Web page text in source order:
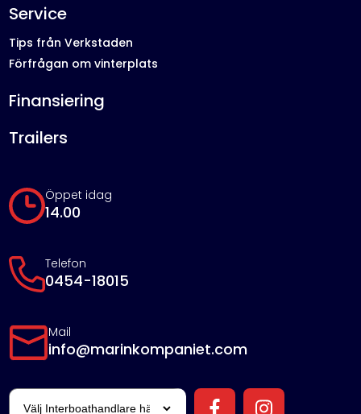
Öppet idag
14.00
Telefon
0454-18015
Mail
info@marinkompaniet.com
Service
Tips från Verkstaden
Förfrågan om vinterplats
Finansiering
Trailers